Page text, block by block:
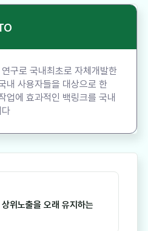
구로 국내최초로 자체개발한
내 사용자들을 대상으로 한
업에 효과적인 백링크를 국내
위노출을 오래 유지하는